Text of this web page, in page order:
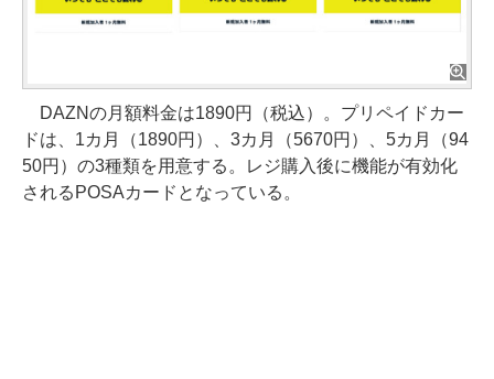
DAZNの月額料金は1890円（税込）。プリペイドカー
ドは、1カ月（1890円）、3カ月（5670円）、5カ月（94
50円）の3種類を用意する。レジ購入後に機能が有効化
されるPOSAカードとなっている。